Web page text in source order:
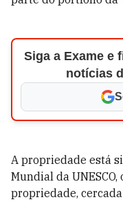
Siga a Exame e
notícias
A propriedade está
Mundial da
propriedade,